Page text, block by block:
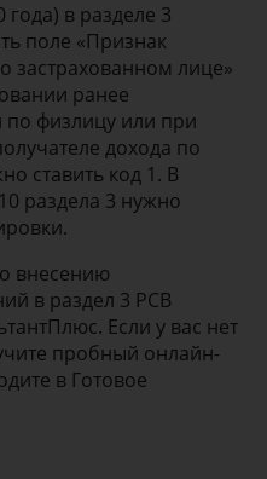
в разделе 3
поле «Признак
застрахованном лице»
ранее
по физлицу или при
дохода по
ставить код 1. В
раздела 3 нужно
внесению
в раздел 3 РСВ
Если у вас нет
пробный онлайн-
в Готовое